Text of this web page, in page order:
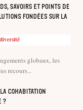
savoirs et points de
fondées sur la
globaux, les
recours...
cohabitation
?